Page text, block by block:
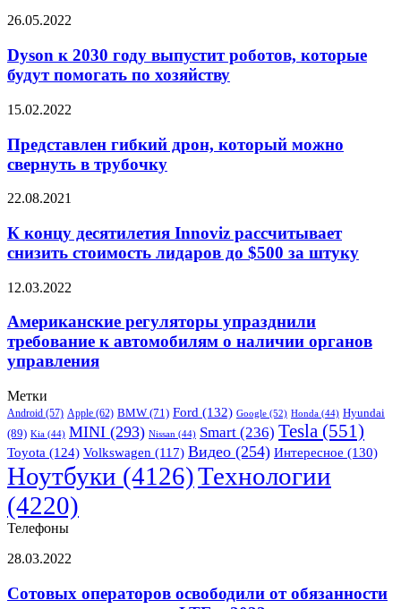
способен
нырять
и
плавать
под
Dyson
2030
году
выпустит
которые
помогать
по
26.05.2022
Dyson к 2030 году выпустит роботов, которые
будут помогать по хозяйству
Представлен
дрон,
который
можно
в
15.02.2022
Представлен гибкий дрон, который можно
свернуть в трубочку
К
десятилетия
Innoviz
рассчитывает
стоимость
до
$500
за
штуку
22.08.2021
К концу десятилетия Innoviz рассчитывает
снизить стоимость лидаров до $500 за штуку
Американские
упразднили
требование
к
автомобилям
наличии
органов
управления
12.03.2022
Американские регуляторы упразднили
требование к автомобилям о наличии органов
управления
Метки
Android (57) Apple (62) BMW (71) Ford (132) Google (52) Honda (44) Hyundai
(89) Kia (44) MINI (293) Nissan (44) Smart (236) Tesla (551)
Toyota (124) Volkswagen (117) Видео (254) Интересное (130)
Ноутбуки (4126)Технологии
(4220)
Телефоны
Сотовых
освободили
28.03.2022
Сотовых операторов освободили от обязанности